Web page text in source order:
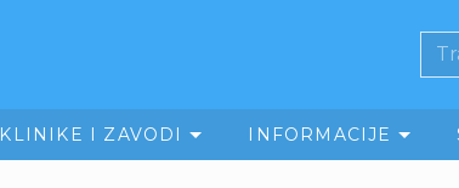
KLINIKE I ZAVODI INFORMACIJE